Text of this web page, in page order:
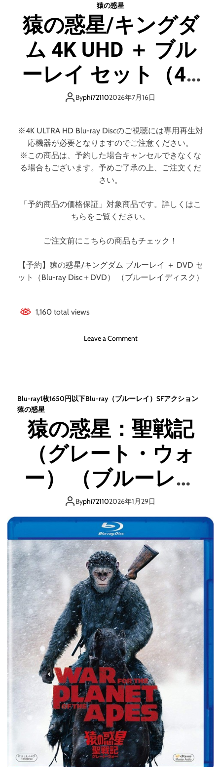
キ
ン
ダ
ム
ブ
ル
ー
＋
D
V
セ
（
B
u
a
y
＋
ブ
ー
レ
デ
ス
）
猿の惑星
猿の惑星/キングダ
ム 4K UHD ＋ ブル
ーレイ セット（4K
ULTRA HD＋ブルー
レイ）
Byphi721102026年7月16日
※4K ULTRA HD Blu-ray Discのご視聴には専用再生対
応機器が必要となりますのでご注意ください。
※この商品は、予約した場合キャンセルできなくな
る場合もございます。予めご了承の上、ご注文くだ
さい。
「予約商品の価格保証」対象商品です。詳しくはこ
ちらをご覧ください。
ご注文前にこちらの商品もチェック！
【予約】猿の惑星/キングダム ブルーレイ ＋ DVD セ
ット（Blu-ray Disc＋DVD） （ブルーレイディスク）
1,160 total views
Leave a Commento
/
ン
グ
ム
K
H
＋
ル
ー
レ
イ
セ
ッ
ト
（
4
K
U
L
T
R
A
H
D
＋
ブ
ー
Blu-ray1枚1650円以下Blu-ray（ブルーレイ） SFアクション
猿の惑星
猿の惑星：聖戦記
（グレート・ウォ
ー） （ブルーレイ
ディスク）
Byphi721102026年1月29日